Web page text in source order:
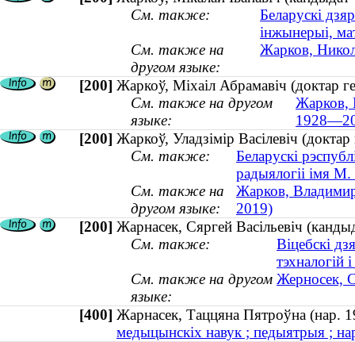
См. также:
Беларускі
інжынерыі,
См. также на
другом языке:
Жарков,
[200] Жаркоў, Міхаіл Абрамавіч (доктар
См. также на другом
языке:
Жарков,
[200] Жаркоў, Уладзімір Васілевіч
См. также:
Беларускі
радыялогіі імя
См. также на
другом языке:
Жарков,
2019)
[200] Жарнасек, Сяргей Васільевіч
См. также:
Віцебскі
тэхналогій
См. также на другом
языке:
Жерносек,
[400] Жарнасек, Таццяна Пятроўна
медыцынскіх навук ; педыятрыя ;